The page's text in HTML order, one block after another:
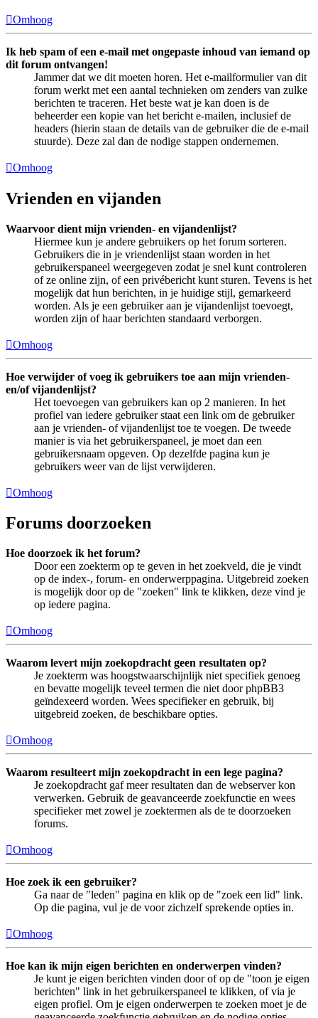
Omhoog
Ik heb spam of een e-mail met ongepaste inhoud van iemand op
dit forum ontvangen!
Jammer dat we dit moeten horen. Het e-mailformulier van dit
forum werkt met een aantal technieken om zenders van zulke
berichten te traceren. Het beste wat je kan doen is de
beheerder een kopie van het bericht e-mailen, inclusief de
headers (hierin staan de details van de gebruiker die de e-mail
stuurde). Deze zal dan de nodige stappen ondernemen.
Omhoog
Vrienden en vijanden
Waarvoor dient mijn vrienden- en vijandenlijst?
Hiermee kun je andere gebruikers op het forum sorteren.
Gebruikers die in je vriendenlijst staan worden in het
gebruikerspaneel weergegeven zodat je snel kunt controleren
of ze online zijn, of een privébericht kunt sturen. Tevens is het
mogelijk dat hun berichten, in je huidige stijl, gemarkeerd
worden. Als je een gebruiker aan je vijandenlijst toevoegt,
worden zijn of haar berichten standaard verborgen.
Omhoog
Hoe verwijder of voeg ik gebruikers toe aan mijn vrienden-
en/of vijandenlijst?
Het toevoegen van gebruikers kan op 2 manieren. In het
profiel van iedere gebruiker staat een link om de gebruiker
aan je vrienden- of vijandenlijst toe te voegen. De tweede
manier is via het gebruikerspaneel, je moet dan een
gebruikersnaam opgeven. Op dezelfde pagina kun je
gebruikers weer van de lijst verwijderen.
Omhoog
Forums doorzoeken
Hoe doorzoek ik het forum?
Door een zoekterm op te geven in het zoekveld, die je vindt
op de index-, forum- en onderwerppagina. Uitgebreid zoeken
is mogelijk door op de "zoeken" link te klikken, deze vind je
op iedere pagina.
Omhoog
Waarom levert mijn zoekopdracht geen resultaten op?
Je zoekterm was hoogstwaarschijnlijk niet specifiek genoeg
en bevatte mogelijk teveel termen die niet door phpBB3
geïndexeerd worden. Wees specifieker en gebruik, bij
uitgebreid zoeken, de beschikbare opties.
Omhoog
Waarom resulteert mijn zoekopdracht in een lege pagina?
Je zoekopdracht gaf meer resultaten dan de webserver kon
verwerken. Gebruik de geavanceerde zoekfunctie en wees
specifieker met zowel je zoektermen als de te doorzoeken
forums.
Omhoog
Hoe zoek ik een gebruiker?
Ga naar de "leden" pagina en klik op de "zoek een lid" link.
Op die pagina, vul je de voor zichzelf sprekende opties in.
Omhoog
Hoe kan ik mijn eigen berichten en onderwerpen vinden?
Je kunt je eigen berichten vinden door of op de "toon je eigen
berichten" link in het gebruikerspaneel te klikken, of via je
eigen profiel. Om je eigen onderwerpen te zoeken moet je de